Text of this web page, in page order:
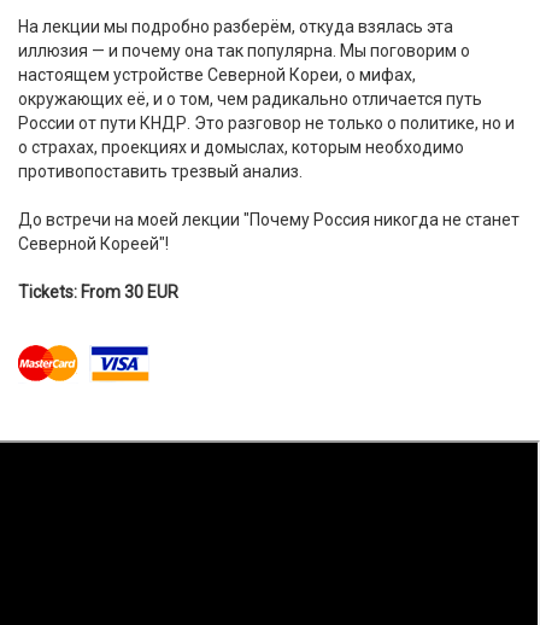
На лекции мы подробно разберём, откуда взялась эта
иллюзия — и почему она так популярна. Мы поговорим о
настоящем устройстве Северной Кореи, о мифах,
окружающих её, и о том, чем радикально отличается путь
России от пути КНДР. Это разговор не только о политике, но и
о страхах, проекциях и домыслах, которым необходимо
противопоставить трезвый анализ.
До встречи на моей лекции "Почему Россия никогда не станет
Северной Кореей"!
Tickets: From 30 EUR